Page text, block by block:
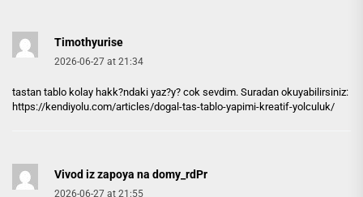
Timothyurise
2026-06-27 at 21:34
tastan tablo kolay hakk?ndaki yaz?y? cok sevdim. Suradan okuyabilirsiniz:
https://kendiyolu.com/articles/dogal-tas-tablo-yapimi-kreatif-yolculuk/
Vivod iz zapoya na domy_rdPr
2026-06-27 at 21:55